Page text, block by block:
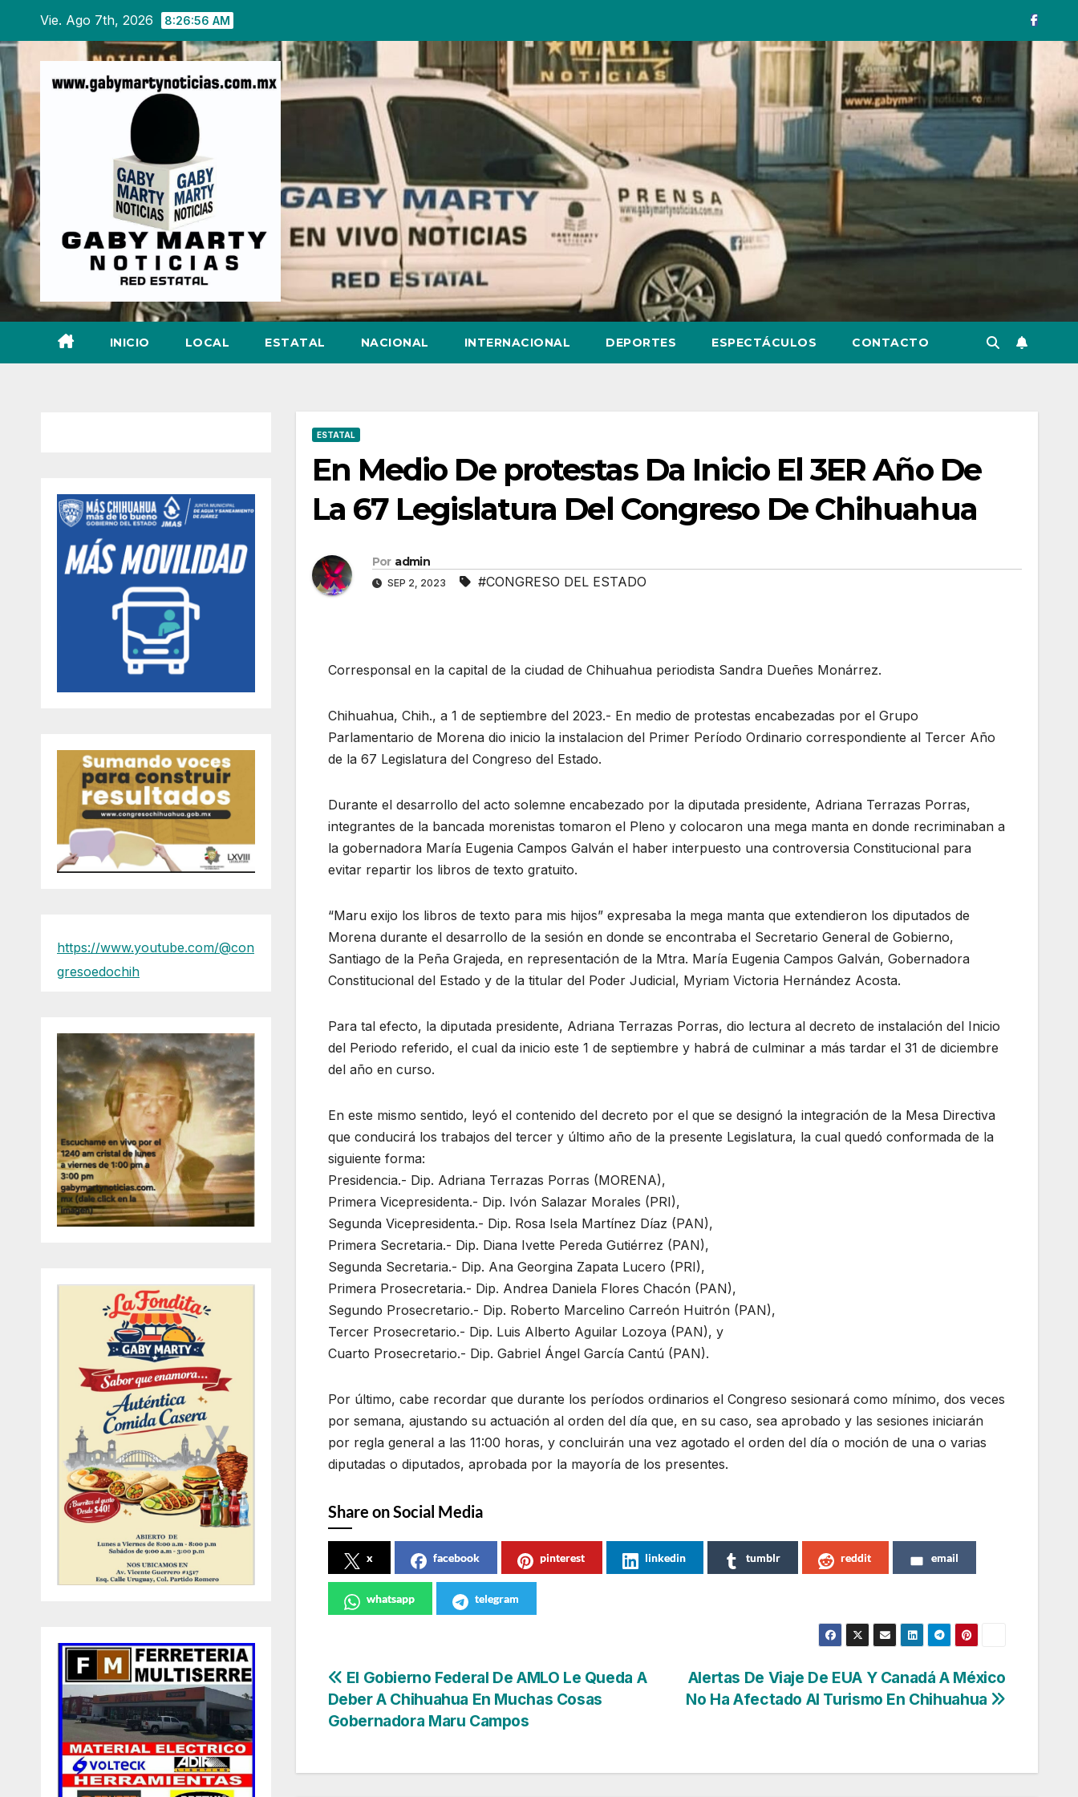
contenido
Vie. Ago 7th, 2026 8:26:58 AM
INICIO LOCAL ESTATAL NACIONAL INTERNACIONAL DEPORTES ESPECTÁCULOS CONTACTO
https://www.youtube.com/@con
gresoedochih
ESTATAL
En Medio De protestas Da Inicio El 3ER Año De
La 67 Legislatura Del Congreso De Chihuahua
Por admin
SEP 2, 2023 #CONGRESO DEL ESTADO
Corresponsal en la capital de la ciudad de Chihuahua periodista Sandra Dueñes Monárrez.
Chihuahua, Chih., a 1 de septiembre del 2023.- En medio de protestas encabezadas por el Grupo
Parlamentario de Morena dio inicio la instalacion del Primer Período Ordinario correspondiente al Tercer Año
de la 67 Legislatura del Congreso del Estado.
Durante el desarrollo del acto solemne encabezado por la diputada presidente, Adriana Terrazas Porras,
integrantes de la bancada morenistas tomaron el Pleno y colocaron una mega manta en donde recriminaban a
la gobernadora María Eugenia Campos Galván el haber interpuesto una controversia Constitucional para
evitar repartir los libros de texto gratuito.
“Maru exijo los libros de texto para mis hijos” expresaba la mega manta que extendieron los diputados de
Morena durante el desarrollo de la sesión en donde se encontraba el Secretario General de Gobierno,
Santiago de la Peña Grajeda, en representación de la Mtra. María Eugenia Campos Galván, Gobernadora
Constitucional del Estado y de la titular del Poder Judicial, Myriam Victoria Hernández Acosta.
Para tal efecto, la diputada presidente, Adriana Terrazas Porras, dio lectura al decreto de instalación del Inicio
del Periodo referido, el cual da inicio este 1 de septiembre y habrá de culminar a más tardar el 31 de diciembre
del año en curso.
En este mismo sentido, leyó el contenido del decreto por el que se designó la integración de la Mesa Directiva
que conducirá los trabajos del tercer y último año de la presente Legislatura, la cual quedó conformada de la
siguiente forma:
Presidencia.- Dip. Adriana Terrazas Porras (MORENA),
Primera Vicepresidenta.- Dip. Ivón Salazar Morales (PRI),
Segunda Vicepresidenta.- Dip. Rosa Isela Martínez Díaz (PAN),
Primera Secretaria.- Dip. Diana Ivette Pereda Gutiérrez (PAN),
Segunda Secretaria.- Dip. Ana Georgina Zapata Lucero (PRI),
Primera Prosecretaria.- Dip. Andrea Daniela Flores Chacón (PAN),
Segundo Prosecretario.- Dip. Roberto Marcelino Carreón Huitrón (PAN),
Tercer Prosecretario.- Dip. Luis Alberto Aguilar Lozoya (PAN), y
Cuarto Prosecretario.- Dip. Gabriel Ángel García Cantú (PAN).
Por último, cabe recordar que durante los períodos ordinarios el Congreso sesionará como mínimo, dos veces
por semana, ajustando su actuación al orden del día que, en su caso, sea aprobado y las sesiones iniciarán
por regla general a las 11:00 horas, y concluirán una vez agotado el orden del día o moción de una o varias
diputadas o diputados, aprobada por la mayoría de los presentes.
Share on Social Media
x facebook pinterest linkedin tumblr reddit email
whatsapp telegram
Navegación
de
Alertas De Viaje De EUA Y Canadá A México
No Ha Afectado Al Turismo En Chihuahua
El Gobierno Federal De AMLO Le Queda A
Deber A Chihuahua En Muchas Cosas
Gobernadora Maru Campos